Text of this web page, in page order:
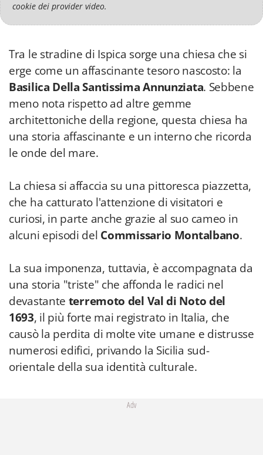
cookie dei provider video.
Tra le stradine di Ispica sorge una chiesa che si
erge come un affascinante tesoro nascosto: la
Basilica Della Santissima Annunziata. Sebbene
meno nota rispetto ad altre gemme
architettoniche della regione, questa chiesa ha
una storia affascinante e un interno che ricorda
le onde del mare.
La chiesa si affaccia su una pittoresca piazzetta,
che ha catturato l'attenzione di visitatori e
curiosi, in parte anche grazie al suo cameo in
alcuni episodi del Commissario Montalbano.
La sua imponenza, tuttavia, è accompagnata da
una storia "triste" che affonda le radici nel
devastante terremoto del Val di Noto del
1693, il più forte mai registrato in Italia, che
causò la perdita di molte vite umane e distrusse
numerosi edifici, privando la Sicilia sud-
orientale della sua identità culturale.
Adv